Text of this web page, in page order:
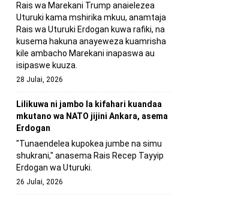
Rais wa Marekani Trump anaielezea
Uturuki kama mshirika mkuu, anamtaja
Rais wa Uturuki Erdogan kuwa rafiki, na
kusema hakuna anayeweza kuamrisha
kile ambacho Marekani inapaswa au
isipaswe kuuza.
28 Julai, 2026
Lilikuwa ni jambo la kifahari kuandaa
mkutano wa NATO jijini Ankara, asema
Erdogan
"Tunaendelea kupokea jumbe na simu
shukrani," anasema Rais Recep Tayyip
Erdogan wa Uturuki.
26 Julai, 2026